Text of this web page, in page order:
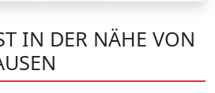
IN DER NÄHE VON